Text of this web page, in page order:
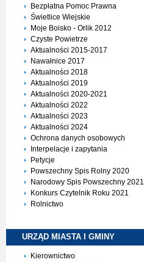
Bezpłatna Pomoc Prawna
Świetlice Wiejskie
Moje Boisko - Orlik 2012
Czyste Powietrze
Aktualności 2015-2017
Nawałnice 2017
Aktualności 2018
Aktualności 2019
Aktualności 2020-2021
Aktualności 2022
Aktualności 2023
Aktualności 2024
Ochrona danych osobowych
Interpelacje i zapytania
Petycje
Powszechny Spis Rolny 2020
Narodowy Spis Powszechny 2021
Konkurs Czytelnik Roku 2021
Rolnictwo
URZĄD MIASTA I GMINY
Kierownictwo